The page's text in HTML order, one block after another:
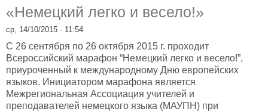
«Немецкий легко и весело!»
ср, 14/10/2015 - 11:54
С 26 сентября по 26 октября 2015 г. проходит
Всероссийский марафон “Немецкий легко и весело!”,
приуроченный к международному Дню европейских
языков. Инициатором марафона является
Межрегиональная Ассоциация учителей и
преподавателей немецкого языка (МАУПН) при